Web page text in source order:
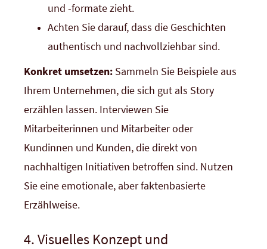
und -formate zieht.
Achten Sie darauf, dass die Geschichten
authentisch und nachvollziehbar sind.
Konkret umsetzen: Sammeln Sie Beispiele aus
Ihrem Unternehmen, die sich gut als Story
erzählen lassen. Interviewen Sie
Mitarbeiterinnen und Mitarbeiter oder
Kundinnen und Kunden, die direkt von
nachhaltigen Initiativen betroffen sind. Nutzen
Sie eine emotionale, aber faktenbasierte
Erzählweise.
4. Visuelles Konzept und